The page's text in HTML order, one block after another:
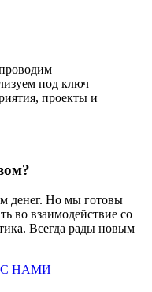
под ключ
проекты и
денег. Но мы готовы
во взаимодействие со
Всегда рады новым
С НАМИ